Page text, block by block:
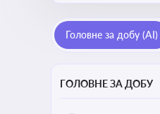
Головне за добу (AI)
ГОЛОВНЕ ЗА ДОБУ